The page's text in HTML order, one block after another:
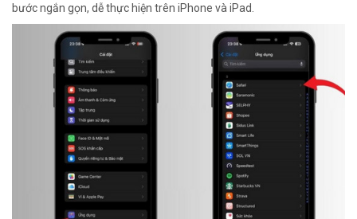
bước ngắn gọn, dễ thực hiện trên iPhone và iPad.